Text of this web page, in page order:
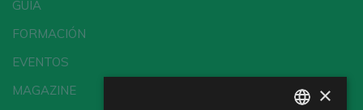
GUÍA
FORMACIÓN
EVENTOS
MAGAZINE
×